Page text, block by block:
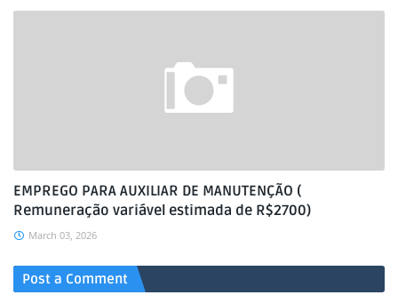
EMPREGO PARA AUXILIAR DE MANUTENÇÃO (
Remuneração variável estimada de R$2700)
March 03, 2026
Post a Comment